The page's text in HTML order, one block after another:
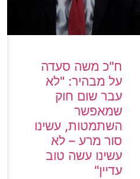
ח"כ משה סעדה
על מבהיר: "לא
עבר שום חוק
שמאפשר
השתמטות, עשינו
סור מרע – לא
עשינו עשה טוב
עדיין"